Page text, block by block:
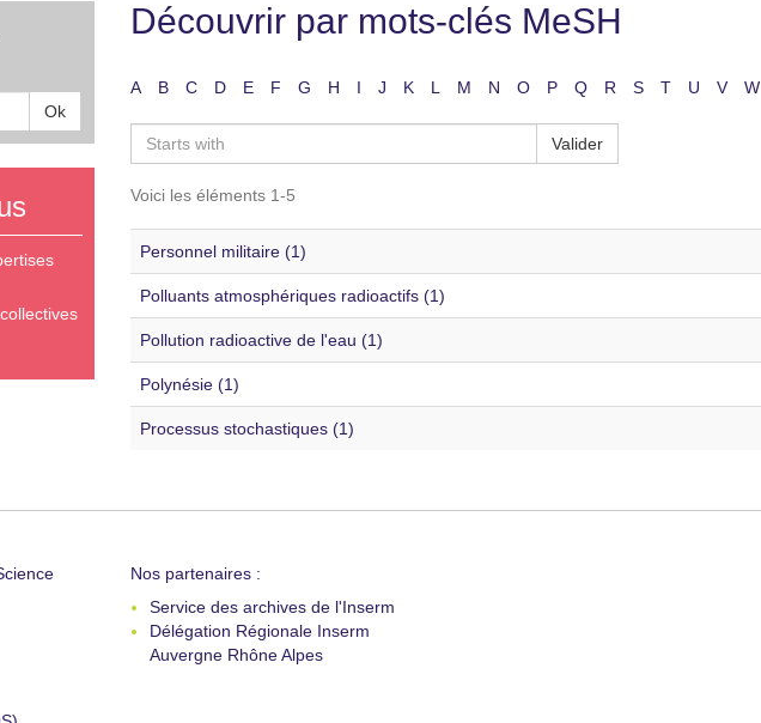
Ok
Découvrir par mots-clés MeSH
A B C D E F G H I J K L M N O P Q R S T U V W
Valider
Voici les éléments 1-5
Personnel militaire (1)
Polluants atmosphériques radioactifs (1)
Pollution radioactive de l'eau (1)
Polynésie (1)
Processus stochastiques (1)
Nos partenaires :
Service des archives de l'Inserm
Délégation Régionale Inserm
Auvergne Rhône Alpes